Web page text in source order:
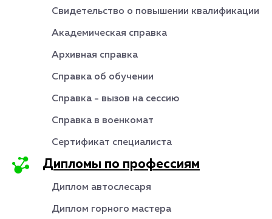
Свидетельство о повышении квалификации
Академическая справка
Архивная справка
Справка об обучении
Справка - вызов на сессию
Справка в военкомат
Сертификат специалиста
Дипломы по профессиям
Диплом автослесаря
Диплом горного мастера